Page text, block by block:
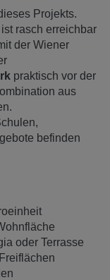
Projekts.
ist rasch erreichbar
der Wiener
praktisch vor der
aus
befinden
oder Terrasse